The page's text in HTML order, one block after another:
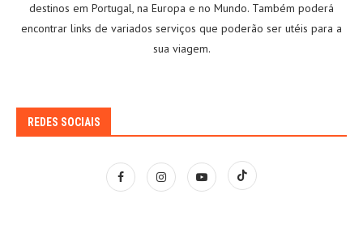
destinos em Portugal, na Europa e no Mundo. Também poderá
encontrar links de variados serviços que poderão ser utéis para a
sua viagem.
REDES SOCIAIS